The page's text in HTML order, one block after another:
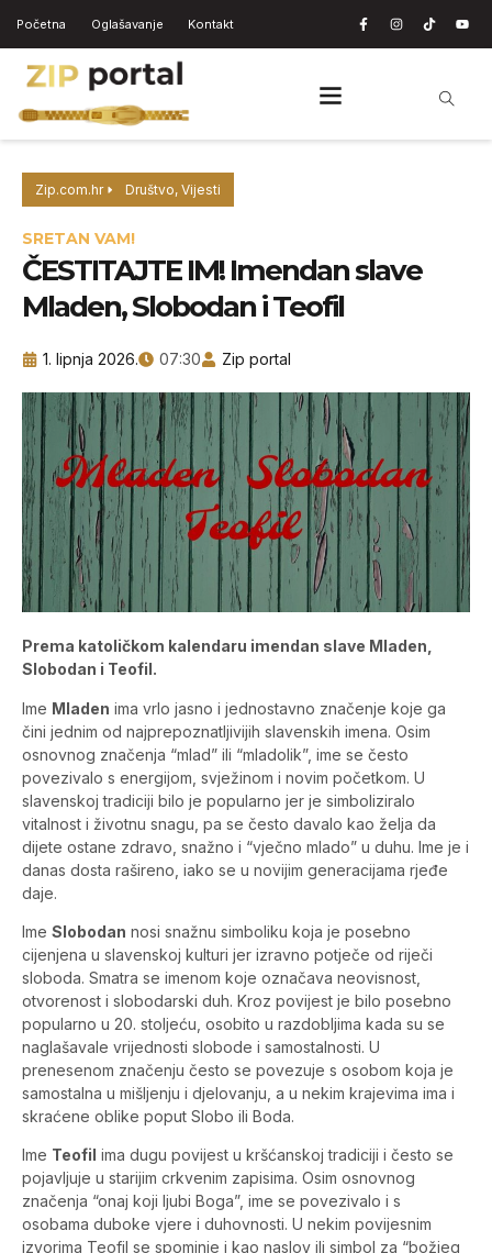
Početna Oglašavanje Kontakt
Zip.com.hr Društvo, Vijesti
SRETAN VAM!
ČESTITAJTE IM! Imendan slave
Mladen, Slobodan i Teofil
1. lipnja 2026. 07:30 Zip portal
Prema katoličkom kalendaru imendan slave Mladen,
Slobodan i Teofil.
Ime Mladen ima vrlo jasno i jednostavno značenje koje ga
čini jednim od najprepoznatljivijih slavenskih imena. Osim
osnovnog značenja “mlad” ili “mladolik”, ime se često
povezivalo s energijom, svježinom i novim početkom. U
slavenskoj tradiciji bilo je popularno jer je simboliziralo
vitalnost i životnu snagu, pa se često davalo kao želja da
dijete ostane zdravo, snažno i “vječno mlado” u duhu. Ime je i
danas dosta rašireno, iako se u novijim generacijama rjeđe
daje.
Ime Slobodan nosi snažnu simboliku koja je posebno
cijenjena u slavenskoj kulturi jer izravno potječe od riječi
sloboda. Smatra se imenom koje označava neovisnost,
otvorenost i slobodarski duh. Kroz povijest je bilo posebno
popularno u 20. stoljeću, osobito u razdobljima kada su se
naglašavale vrijednosti slobode i samostalnosti. U
prenesenom značenju često se povezuje s osobom koja je
samostalna u mišljenju i djelovanju, a u nekim krajevima ima i
skraćene oblike poput Slobo ili Boda.
Ime Teofil ima dugu povijest u kršćanskoj tradiciji i često se
pojavljuje u starijim crkvenim zapisima. Osim osnovnog
značenja “onaj koji ljubi Boga”, ime se povezivalo i s
osobama duboke vjere i duhovnosti. U nekim povijesnim
izvorima Teofil se spominje i kao naslov ili simbol za “božjeg